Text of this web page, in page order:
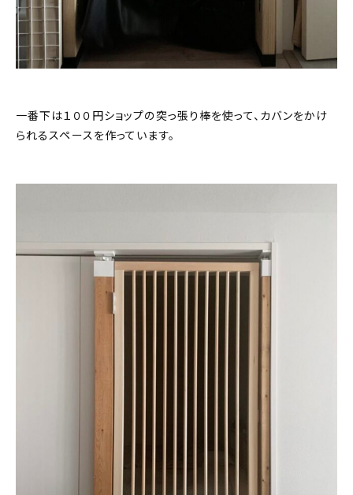
一番下は１００円ショップの突っ張り棒を使って、カバンをかけ
られるスペースを作っています。